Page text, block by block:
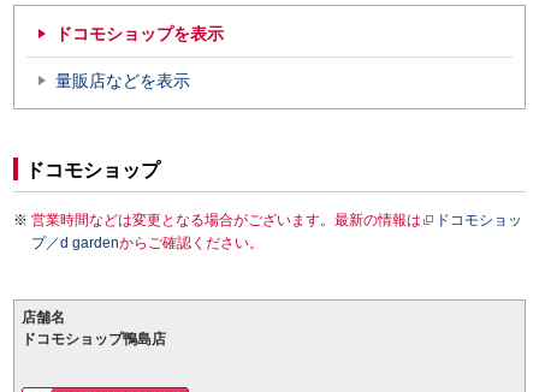
ドコモショップを表示
量販店などを表示
ドコモショップ
営業時間などは変更となる場合がございます。最新の情報は
ドコモショッ
プ／d gardenからご確認ください。
店舗名
ドコモショップ鴨島店